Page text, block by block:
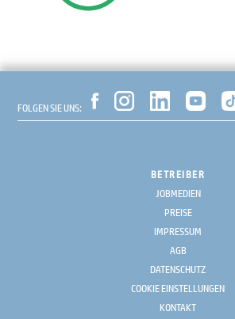
FOLGEN SIE UNS:
BETREIBER
JOBMEDIEN
PREISE
IMPRESSUM
AGB
DATENSCHUTZ
COOKIE EINSTELLUNGEN
KONTAKT